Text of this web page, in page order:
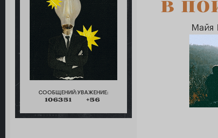
СООБЩЕНИЙ:
106351
УВАЖЕНИЕ:
+56
Майя